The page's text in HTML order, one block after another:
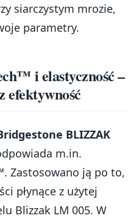
siarczystym mrozie,
parametry.
i elastyczność –
efektywność
BLIZZAK
m.in.
. Zastosowano ją po to,
płynące z użytej
Blizzak LM 005. W